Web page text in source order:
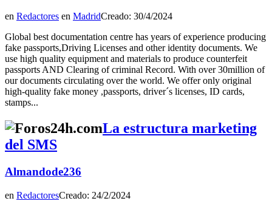
en Redactores en MadridCreado: 30/4/2024
Global best documentation centre has years of experience producing
fake passports,Driving Licenses and other identity documents. We
use high quality equipment and materials to produce counterfeit
passports AND Clearing of criminal Record. With over 30million of
our documents circulating over the world. We offer only original
high-quality fake money ,passports, driver´s licenses, ID cards,
stamps...
La estructura marketing
del SMS
Almandode236
en RedactoresCreado: 24/2/2024